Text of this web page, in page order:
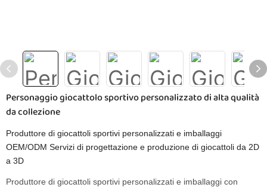
Personaggio giocattolo sportivo personalizzato di alta qualità
da collezione
Produttore di giocattoli sportivi personalizzati e imballaggi
OEM/ODM Servizi di progettazione e produzione di giocattoli da 2D
a 3D
Produttore di giocattoli sportivi personalizzati e imballaggi con